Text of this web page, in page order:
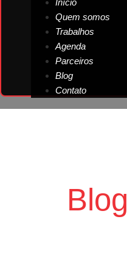
Quem somos
Trabalhos
Agenda
Parceiros
Blog
Contato
Blog